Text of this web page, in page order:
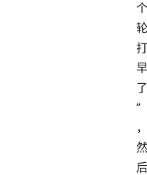
个
轮
打
早
了
”
，
然
后